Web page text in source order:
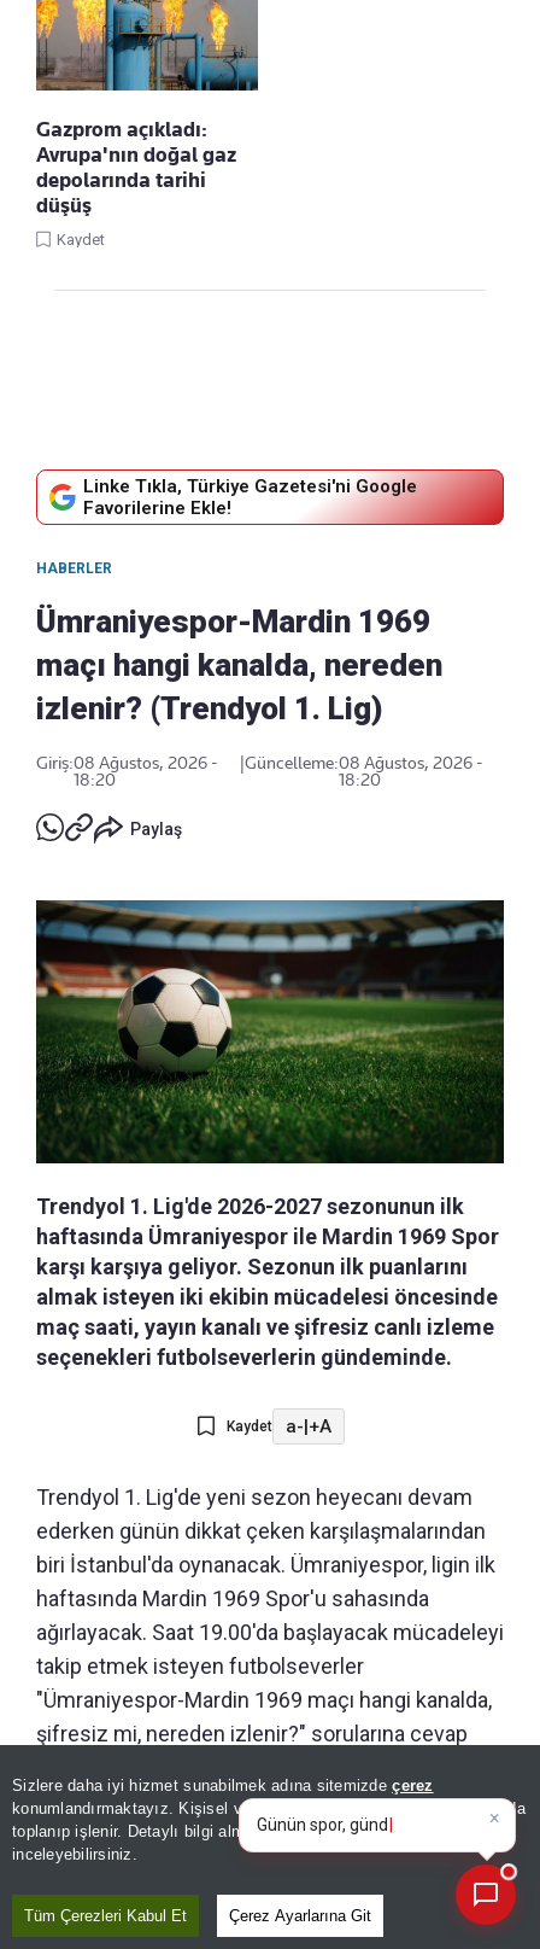
Sizlere daha iyi hizmet sunabilmek adına sitemizdeçerez
konumlandırmaktayız. Kişisel verileriniz, KVKK ve GDPR kapsamında
toplanıp işlenir. Detaylı bilgi almak içinAydınlatma Metnimizi
inceleyebilirsiniz.
Tüm Çerezleri Kabul Et Çerez Ayarlarına Git
Gazprom açıkladı:
Avrupa'nın doğal gaz
depolarında tarihi
düşüş
Kaydet
Linke Tıkla, Türkiye Gazetesi'ni Google
Favorilerine Ekle!
HABERLER
Ümraniyespor-Mardin 1969
maçı hangi kanalda, nereden
izlenir? (Trendyol 1. Lig)
Giriş:08 Ağustos, 2026 -
18:20
Güncelleme:08 Ağustos, 2026 -
18:20
Paylaş
Trendyol 1. Lig'de 2026-2027 sezonunun ilk
haftasında Ümraniyespor ile Mardin 1969 Spor
karşı karşıya geliyor. Sezonun ilk puanlarını
almak isteyen iki ekibin mücadelesi öncesinde
maç saati, yayın kanalı ve şifresiz canlı izleme
seçenekleri futbolseverlerin gündeminde.
Kaydet a-|+A
Trendyol 1. Lig'de yeni sezon heyecanı devam
ederken günün dikkat çeken karşılaşmalarından
biri İstanbul'da oynanacak. Ümraniyespor, ligin ilk
haftasında Mardin 1969 Spor'u sahasında
ağırlayacak. Saat 19.00'da başlayacak mücadeleyi
takip etmek isteyen futbolseverler
"Ümraniyespor-Mardin 1969 maçı hangi kanalda,
şifresiz mi, nereden izlenir?" sorularına cevap
ÜMRANİYESPOR-MARDİN 1969 MAÇI
Günün spor, gündem ve
ekonomi gelişmelerini analiz
ed|